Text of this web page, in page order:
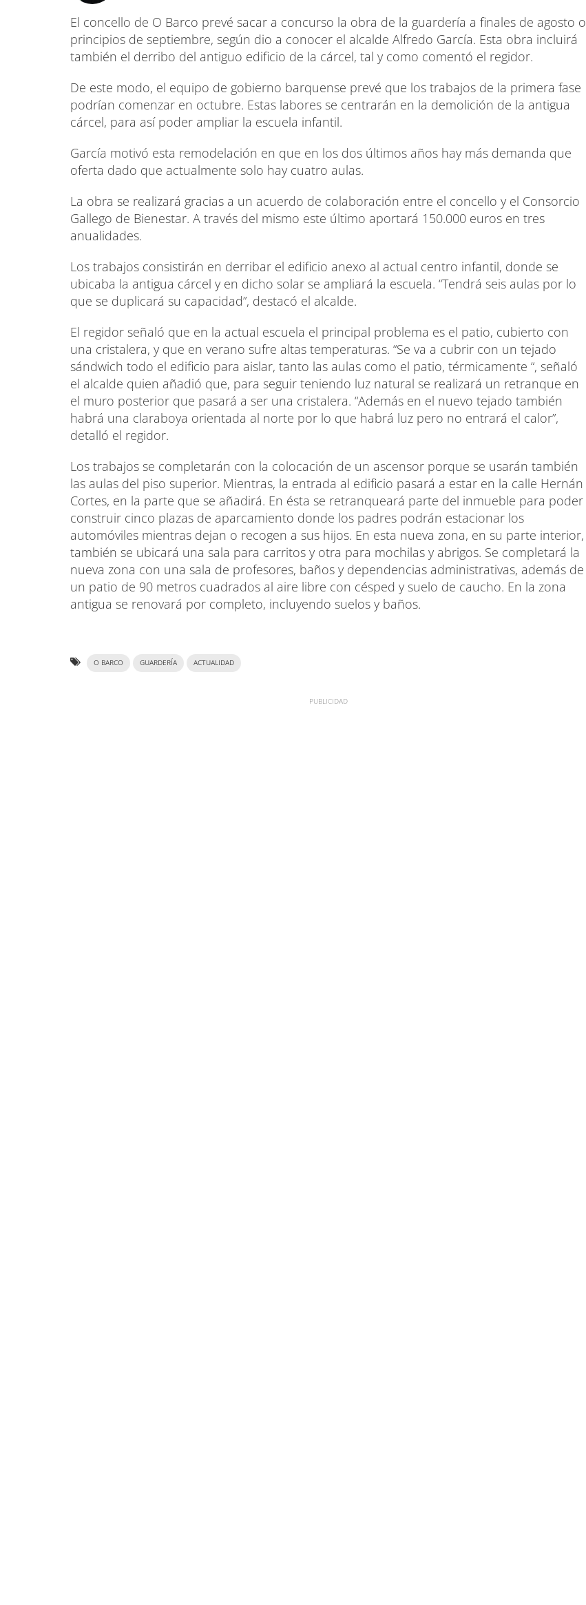
El concello de O Barco prevé sacar a concurso la obra de la guardería a finales de agosto o
principios de septiembre, según dio a conocer el alcalde Alfredo García. Esta obra incluirá
también el derribo del antiguo edificio de la cárcel, tal y como comentó el regidor.
De este modo, el equipo de gobierno barquense prevé que los trabajos de la primera fase
podrían comenzar en octubre. Estas labores se centrarán en la demolición de la antigua
cárcel, para así poder ampliar la escuela infantil.
García motivó esta remodelación en que en los dos últimos años hay más demanda que
oferta dado que actualmente solo hay cuatro aulas.
La obra se realizará gracias a un acuerdo de colaboración entre el concello y el Consorcio
Gallego de Bienestar. A través del mismo este último aportará 150.000 euros en tres
anualidades.
Los trabajos consistirán en derribar el edificio anexo al actual centro infantil, donde se
ubicaba la antigua cárcel y en dicho solar se ampliará la escuela. “Tendrá seis aulas por lo
que se duplicará su capacidad”, destacó el alcalde.
El regidor señaló que en la actual escuela el principal problema es el patio, cubierto con
una cristalera, y que en verano sufre altas temperaturas. “Se va a cubrir con un tejado
sándwich todo el edificio para aislar, tanto las aulas como el patio, térmicamente “, señaló
el alcalde quien añadió que, para seguir teniendo luz natural se realizará un retranque en
el muro posterior que pasará a ser una cristalera. “Además en el nuevo tejado también
habrá una claraboya orientada al norte por lo que habrá luz pero no entrará el calor”,
detalló el regidor.
Los trabajos se completarán con la colocación de un ascensor porque se usarán también
las aulas del piso superior. Mientras, la entrada al edificio pasará a estar en la calle Hernán
Cortes, en la parte que se añadirá. En ésta se retranqueará parte del inmueble para poder
construir cinco plazas de aparcamiento donde los padres podrán estacionar los
automóviles mientras dejan o recogen a sus hijos. En esta nueva zona, en su parte interior,
también se ubicará una sala para carritos y otra para mochilas y abrigos. Se completará la
nueva zona con una sala de profesores, baños y dependencias administrativas, además de
un patio de 90 metros cuadrados al aire libre con césped y suelo de caucho. En la zona
antigua se renovará por completo, incluyendo suelos y baños.
O BARCO GUARDERÍA ACTUALIDAD